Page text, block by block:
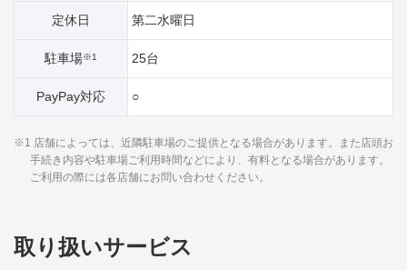
定休日 第二水曜日
駐車場※1 25台
PayPay対応 ○
※1 店舗によっては、近隣駐車場のご提供となる場合があります。また店頭お
手続き内容や駐車場ご利用時間などにより、有料となる場合があります。
ご利用の際には各店舗にお問い合わせください。
取り扱いサービス